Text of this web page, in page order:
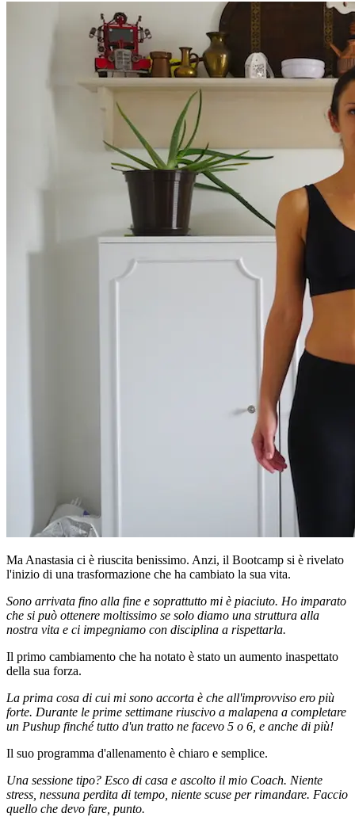
Ma Anastasia ci è riuscita benissimo. Anzi, il Bootcamp si è rivelato
l'inizio di una trasformazione che ha cambiato la sua vita.
Sono arrivata fino alla fine e soprattutto mi è piaciuto. Ho imparato
che si può ottenere moltissimo se solo diamo una struttura alla
nostra vita e ci impegniamo con disciplina a rispettarla.
Il primo cambiamento che ha notato è stato un aumento inaspettato
della sua forza.
La prima cosa di cui mi sono accorta è che all'improvviso ero più
forte. Durante le prime settimane riuscivo a malapena a completare
un Pushup finché tutto d'un tratto ne facevo 5 o 6, e anche di più!
Il suo programma d'allenamento è chiaro e semplice.
Una sessione tipo? Esco di casa e ascolto il mio Coach. Niente
stress, nessuna perdita di tempo, niente scuse per rimandare. Faccio
quello che devo fare, punto.